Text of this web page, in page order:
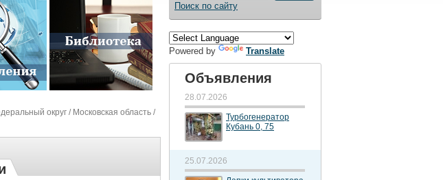
округ / Московская область /
Поиск по сайту
Powered by Translate
Объявления
28.07.2026
Турбогенератор
Кубань 0, 75
25.07.2026